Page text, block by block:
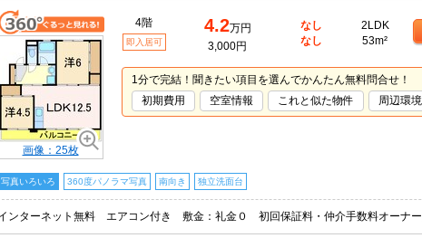
画像：25枚
4階
即入居可
4.2万円
3,000円
なし
なし
2LDK
53m²
1分で完結！聞きたい項目を選んでかんたん無料問合せ！
初期費用
空室情報 これと似た物件 周辺環境
写真いろいろ 360度パノラマ写真 南向き 独立洗面台